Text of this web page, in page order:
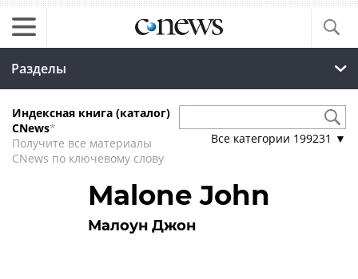
Разделы
Индексная книга (каталог)
CNews*
Получите все материалы
CNews по ключевому слову
Все категории 199231 ▼
Malone John
Малоун Джон